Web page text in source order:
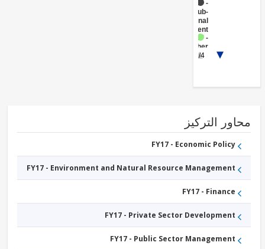
Government
Public
FY17 -
Other
Energy
and
Sanitation
Supply
FY17 -
Other
Industry,
Trade
and
التركيز
FY17 - Economic Policy
FY17 - Environment and Natural Resource Management
FY17 - Finance
FY17 - Private Sector Development
FY17 - Public Sector Management